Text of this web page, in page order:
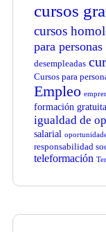
cursos
cursos
para
desempleadas
Cursos para
Empleo
formación gratuita
igualdad de
salarial
responsabilidad
teleformación